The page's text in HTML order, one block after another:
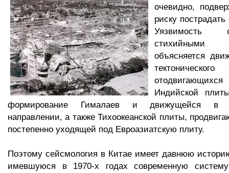
очевидно,
риску
Уязвимость
объясняется
Индийской
формирование Гималаев и движущейся в
направлении, а также Тихоокеанской плиты,
постепенно уходящей под Евроазиатскую плиту.
Поэтому сейсмология в Китае имеет давнюю
имевшуюся в 1970-х годах современную систему